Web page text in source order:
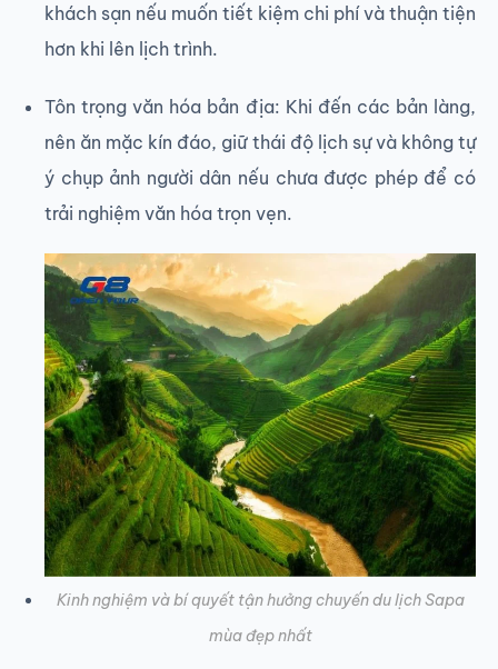
khách sạn nếu muốn tiết kiệm chi phí và thuận tiện
hơn khi lên lịch trình.
Tôn trọng văn hóa bản địa: Khi đến các bản làng,
nên ăn mặc kín đáo, giữ thái độ lịch sự và không tự
ý chụp ảnh người dân nếu chưa được phép để có
trải nghiệm văn hóa trọn vẹn.
Kinh nghiệm và bí quyết tận hưởng chuyến du lịch Sapa
mùa đẹp nhất